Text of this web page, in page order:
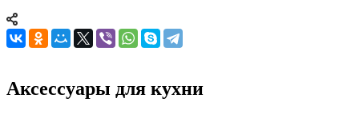
Аксессуары для кухни